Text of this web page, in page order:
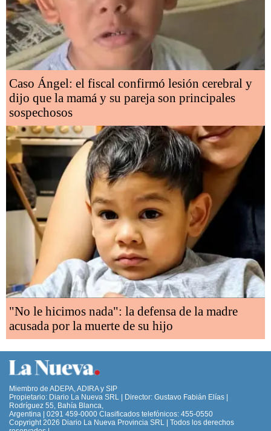
Caso Ángel: el fiscal confirmó lesión cerebral y
dijo que la mamá y su pareja son principales
sospechosos
"No le hicimos nada": la defensa de la madre
acusada por la muerte de su hijo
Miembro de ADEPA, ADIRA y SIP
Propietario: Diario La Nueva SRL | Director: Gustavo Fabián Elías |
Rodríguez 55, Bahía Blanca,
Argentina | 0291 459-0000 Clasificados telefónicos: 455-0550
Copyright 2026 Diario La Nueva Provincia SRL | Todos los derechos